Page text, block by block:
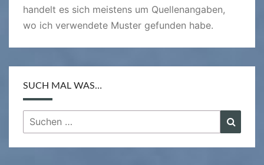
handelt es sich meistens um Quellenangaben,
wo ich verwendete Muster gefunden habe.
SUCH MAL WAS…
Suchen
nach: